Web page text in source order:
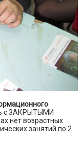
с ЗАКРЫТЫМИ
нет возрастных
занятий по 2